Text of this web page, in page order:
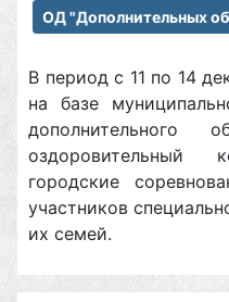
ОД "Дополнительных
В период с 11 по 14
на базе
дополнительного
оздоровительный
городские
участников
их семей.